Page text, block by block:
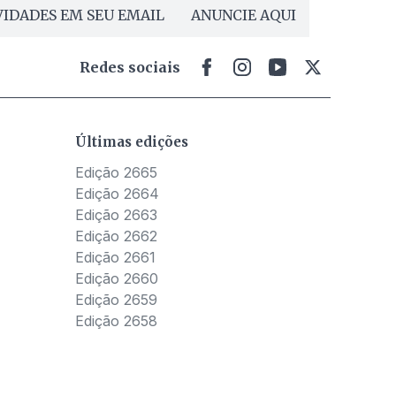
EM SEU EMAIL ANUNCIE AQUI
Redes sociais
Últimas edições
Edição 2665
Edição 2664
Edição 2663
Edição 2662
Edição 2661
Edição 2660
Edição 2659
Edição 2658